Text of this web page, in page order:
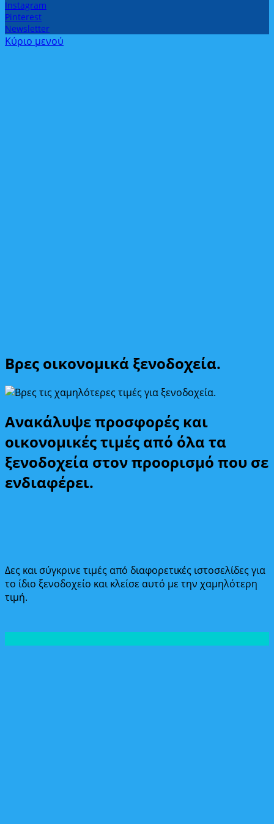
Instagram
Pinterest
Newsletter
Κύριο μενού
Βρες οικονομικά ξενοδοχεία.
Ανακάλυψε προσφορές και
οικονομικές τιμές από όλα τα
ξενοδοχεία στον προορισμό που σε
ενδιαφέρει.
Δες και σύγκρινε τιμές από διαφορετικές ιστοσελίδες για
το ίδιο ξενοδοχείο και κλείσε αυτό με την χαμηλότερη
τιμή.